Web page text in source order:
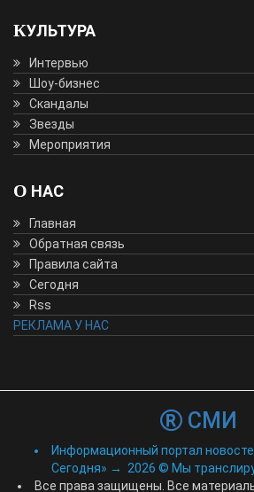
КУЛЬТУРА
Интервью
Шоу-бизнес
Скандалы
Звезды
Мероприятия
О НАС
Главная
Обратная связь
Правила сайта
Сегодня
Rss
РЕКЛАМА У НАС
СМИ
Информационный портал
Сегодня» → 2026 © Мы
Все права защищены. Все